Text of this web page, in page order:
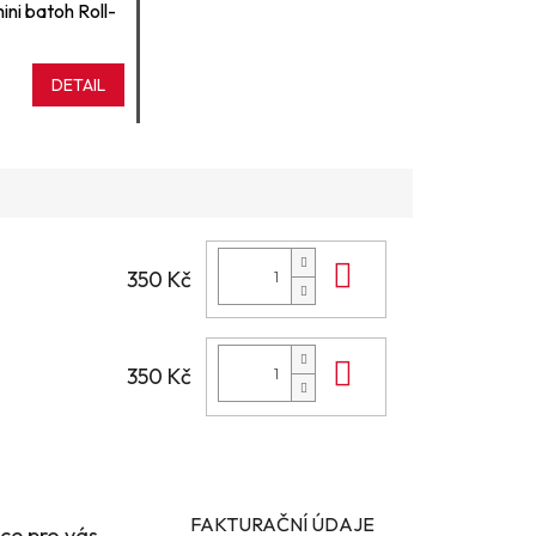
batoh Roll-
DETAIL
350 Kč
350 Kč
FAKTURAČNÍ ÚDAJE